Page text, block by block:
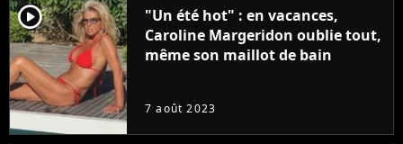
player2
"Un été hot" : en vacances,
Caroline Margeridon oublie tout,
même son maillot de bain
7 août 2023